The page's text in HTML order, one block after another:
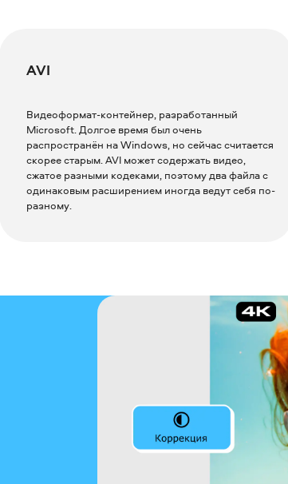
AVI
Видеоформат-контейнер, разработанный
Microsoft. Долгое время был очень
распространён на Windows, но сейчас считается
скорее старым. AVI может содержать видео,
сжатое разными кодеками, поэтому два файла с
одинаковым расширением иногда ведут себя по-
разному.